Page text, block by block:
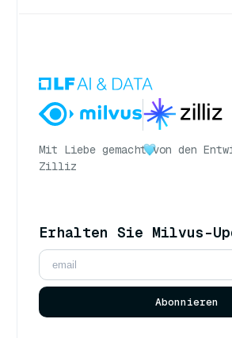
Mit Liebe gemacht von den
Zilliz
Erhalten Sie Milvus-
Abonnieren